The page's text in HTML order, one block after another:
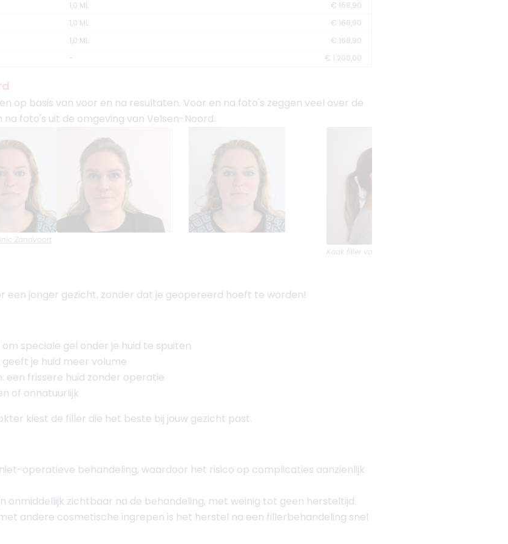
1,0 ML
€ 168,90
1,0 ML
€ 168,90
1,0 ML
€ 168,90
- € 1.200,00
op basis van voor en na resultaten. Voor en na foto's zeggen veel over de
na foto's uit de omgeving van Velsen-Noord.
Zandvoort
Kaak filler voor en na foto's van
een jonger gezicht, zonder dat je geopereerd hoeft te worden!
speciale gel onder je huid te spuiten
je huid meer volume
frissere huid zonder operatie
of onnatuurlijk
kiest de filler die het beste bij jouw gezicht past.
niet-operatieve behandeling, waardoor het risico op complicaties aanzienlijk
onmiddellijk zichtbaar na de behandeling, met weinig tot geen hersteltijd.
andere cosmetische ingrepen is het herstel na een fillerbehandeling snel